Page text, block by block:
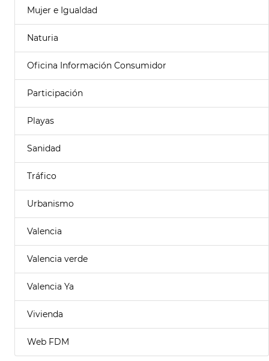
Mujer e Igualdad
Naturia
Oficina Información Consumidor
Participación
Playas
Sanidad
Tráfico
Urbanismo
Valencia
Valencia verde
Valencia Ya
Vivienda
Web FDM